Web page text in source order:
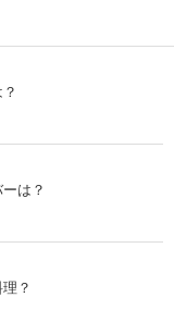
は？
？